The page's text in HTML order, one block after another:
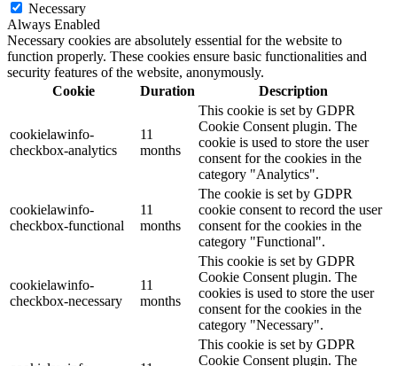
Necessary
Always Enabled
Necessary cookies are absolutely essential for the website to
function properly. These cookies ensure basic functionalities and
security features of the website, anonymously.
Cookie
Duration Description
cookielawinfo-
checkbox-analytics
11
months
This cookie is set by GDPR
Cookie Consent plugin. The
cookie is used to store the user
consent for the cookies in the
category "Analytics".
cookielawinfo-
checkbox-functional
11
months
The cookie is set by GDPR
cookie consent to record the user
consent for the cookies in the
category "Functional".
cookielawinfo-
checkbox-necessary
11
months
This cookie is set by GDPR
Cookie Consent plugin. The
cookies is used to store the user
consent for the cookies in the
category "Necessary".
This cookie is set by GDPR
Cookie Consent plugin. The